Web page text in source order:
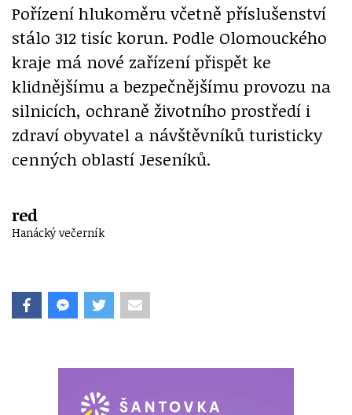
Pořízení hlukoměru včetně příslušenství
stálo 312 tisíc korun. Podle Olomouckého
kraje má nové zařízení přispět ke
klidnějšímu a bezpečnějšímu provozu na
silnicích, ochraně životního prostředí i
zdraví obyvatel a návštěvníků turisticky
cenných oblastí Jeseníků.
red
Hanácký večerník